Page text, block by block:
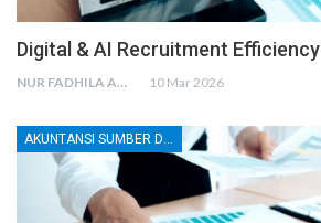
Digital & AI Recruitment Efficiency
NUR FADHILA AMRI, SE., AK., M.SI 10 Mar 2026
AKUNTANSI SUMBER DAYA MANUSIA (SDM)